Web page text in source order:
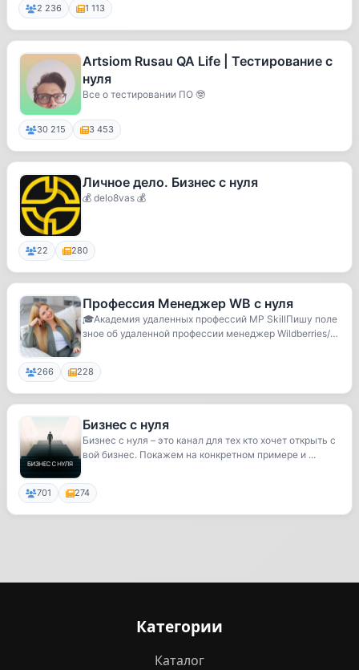
2 236 1 113
Artsiom Rusau QA Life | Тестирование с
нуля
Все о тестировании ПО 🤓
30 215 3 453
Личное дело. Бизнес с нуля
💰 delo8vas 💰
22 280
Профессия Менеджер WB с нуля
🎓Академия удаленных профессий MP SkillПишу поле
зное об удаленной профессии менеджер Wildberries/O
266 228
Бизнес с нуля
Бизнес с нуля – это канал для тех кто хочет открыть с
вой бизнес. Покажем на конкретном примере и ...
701 274
Категории
Каталог